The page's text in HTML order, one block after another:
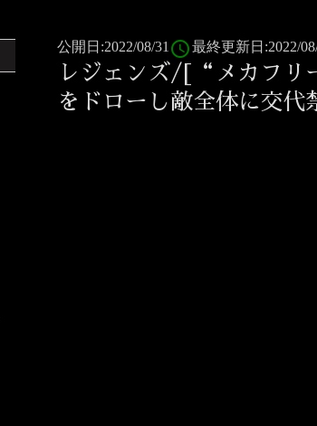
公開日:2022/08/31 access_time 最終更新日:2022/
レジェンズ/[“メカフリ
をドローし敵全体に交代